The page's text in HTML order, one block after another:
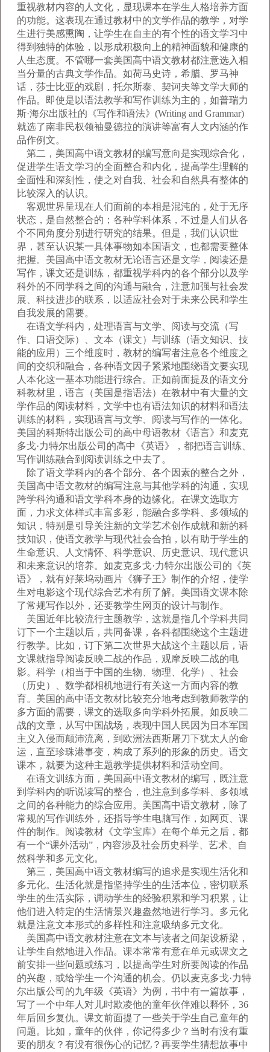
重视教材内容的人文化，显现课本在学生人格培养方面
的功能。这表现在通过教材中的文学作品的教学，对学
生进行美感熏陶，让学生在自主的有个性的语文学习中
得到独特的体验，以形成积极向上的精神面貌和健康的
人生态度。不管哪一套美国高中语文教材都注意选入相
当分量的古典文学作品。如荷马史诗，希腊、罗马神
话，莎士比亚的戏剧，托尔斯泰、契诃夫等文学大师的
作品。即使是以语法教学和写作训练为主的，如普瑞力
斯·海尔出版社的《写作和语法》(Writing and Grammar)
就选了南非民权领袖曼德拉的演讲等富有人文内涵的作
品作例文。
第二，美国高中语文教材的编写意向是实现综合化，
促进学生语文学习的全面整合和内化，提高学生理解的
全面性和深刻性，使之对自我、社会和自然具有整体的
比较深入的认识。
客观世界呈现在人们面前的本相是混沌的，处于无序
状态，是自然整合的；各种学科体系，不过是人们从各
个不同角度分别进行研究的结果。但是，我们认识世
界，甚至认识某一具体事物如本国语文，也都需要整体
把握。美国高中语文教材无论语言还是文学，阅读还是
写作，课文还是训练，都重视学科内的各个部分以及学
科外的不同学科之间的沟通与融合，注意加强与社会发
展、科技进步的联系，以适应社会对于未来公民和学生
自我发展的需要。
在语文学科内，处理语言与文学、阅读与交流（写
作、口语交际）、文本（课文）与训练（语文知识、技
能的应用）三个维度时，教材的编写者注意各个维度之
间的交织和融合，各种语文因子紧紧地围绕语文要实现
人本化这一基本功能进行综合。正如前面提及的语文分
科教材里，语言（美国是指语法）在教材中有大量的文
学作品的阅读材料，文学中也有语法知识的材料和语法
训练的材料，实现语言与文学、阅读与写作的一体化。
美国的科斯特出版公司的高中母语教材《语言》和麦克
多戈·力特尔出版公司的高中《英语》，都把语言训练、
写作训练融合到阅读训练之中去了。
除了语文学科内的各个部分、各个因素的整合之外，
美国高中语文教材的编写注意与其他学科的沟通，实现
跨学科沟通和语文学科本身的边缘化。在课文选取方
面，力求文体样式丰富多彩，能融合多学科、多领域的
知识，特别是引导关注新的文学艺术创作成就和新的科
技知识，使语文教学与现代社会合拍，以有助于学生的
生命意识、人文情怀、科学意识、历史意识、现代意识
和未来意识的培养。如麦克多戈·力特尔出版公司的《英
语》，就有好莱坞动画片《狮子王》制作的介绍，使学
生对电影这个现代综合艺术有所了解。美国语文课本除
了常规写作以外，还要教学生网页的设计与制作。
美国近年比较流行主题教学，这就是指几个学科共同
订下一个主题以后，共同备课，各科都围绕这个主题进
行教学。比如，订下第二次世界大战这个主题以后，语
文课就指导阅读反映二战的作品，观摩反映二战的电
影。科学（相当于中国的生物、物理、化学）、社会
（历史）、数学都相机地进行有关这一方面内容的教
育。美国的高中语文教材比较充分地考虑到教师教学的
多方面的需要，课文的选取多向学科外拓展。如反映二
战的文章，从写中国战场，表现中国人民因为日本军国
主义入侵而颠沛流离，到欧洲法西斯屠刀下犹太人的命
运，直至珍珠港事变，构成了系列的形象的历史。语文
课本，就要为这种主题教学提供材料和活动空间。
在语文训练方面，美国高中语文教材的编写，既注意
到学科内的听说读写的整合，也注意到多学科、多领域
之间的各种能力的综合应用。美国高中语文教材，除了
常规的写作训练外，还指导学生电脑写作，如网页、课
件的制作。阅读教材《文学宝库》在每个单元之后，都
有一个“课外活动”，内容涉及社会历史科学、艺术、自
然科学和多元文化。
第三，美国高中语文教材编写的追求是实现生活化和
多元化。生活化就是指坚持学生的生活本位，密切联系
学生的生活实际，调动学生的经验积累和学习积累，让
他们进入特定的生活情景兴趣盎然地进行学习。多元化
就是注意文本形式的多样性和注意吸纳多元文化。
美国高中语文教材注意在文本与读者之间架设桥梁，
让学生自然地进入作品。课本常常有意在单元或课文之
前安排一些问题或练习，以提高学生对所要阅读的作品
的兴趣，或给学生一个沟通的机会。仍以麦克多戈·力特
尔出版公司的九年级《英语》为例，书中有一篇故事，
写了一个中年人对儿时欺凌他的童年伙伴难以释怀，36
年后回乡复仇。课文前面提了一些关于学生自己童年的
问题。比如，童年的伙伴，你记得多少？当时有没有重
要的朋友？有没有很伤心的记忆？再要学生猜想故事中